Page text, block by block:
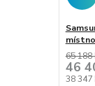
65 188
46
38 347